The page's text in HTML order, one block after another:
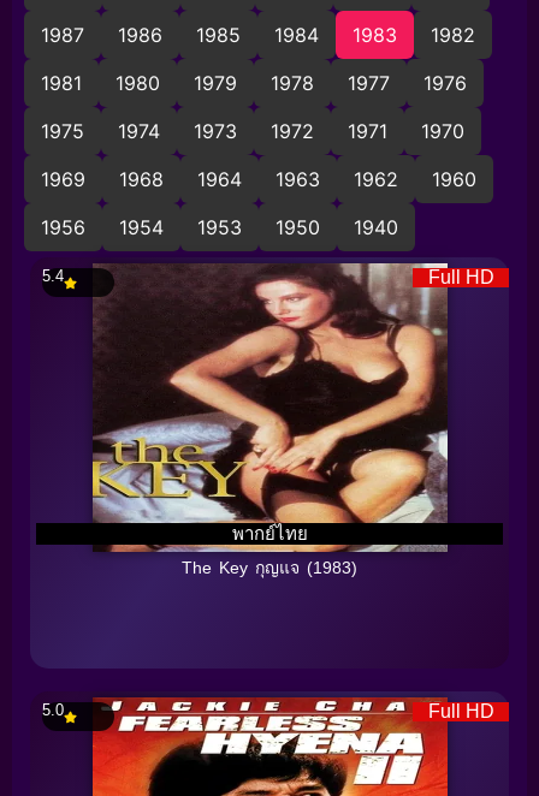
1987
1986 1985 1984 1983
1982
1981
1980 1979 1978 1977
1976
1975
1974 1973 1972 1971
1970
1969
1968 1964 1963 1962
1960
1956
1954 1953 1950 1940
Full HD
พากย์ไทย
5.4
The Key กุญแจ (1983)
Full HD
5.0